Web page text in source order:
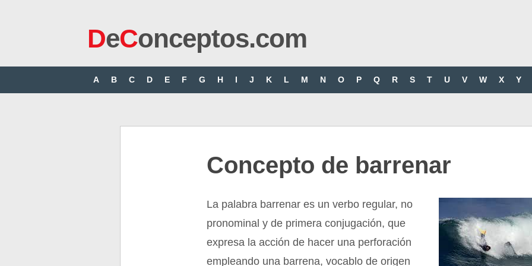
DeConceptos.com
A B C D E F G H I J K L M N O P Q R S T U V W X Y
Concepto de barrenar
La palabra barrenar es un verbo regular, no
pronominal y de primera conjugación, que
expresa la acción de hacer una perforación
empleando una barrena, vocablo de origen